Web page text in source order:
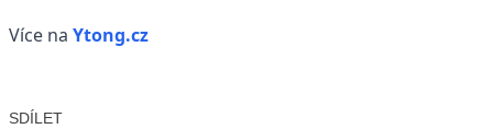
Více na Ytong.cz
SDÍLET